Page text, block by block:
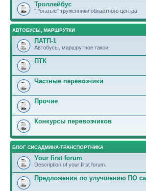
Троллейбус
"Рогатые" труженники областного центра
АВТОБУСЫ, МАРШРУТКИ
ПАТП-1
Автобусы, маршрутное такси
ПТК
Частные перевозчики
Прочие
Конкурсы перевозчиков
БЛОГ СИСАДМИНА-ТРАНСПОРТНИКА
Your first forum
Description of your first forum.
Предложения по улучшению ПО